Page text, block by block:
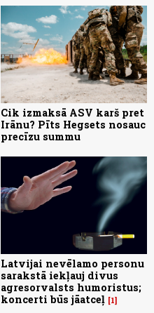
Cik izmaksā ASV karš pret
Irānu? Pīts Hegsets nosauc
precīzu summu
Latvijai nevēlamo personu
sarakstā iekļauj divus
agresorvalsts humoristus;
koncerti būs jāatceļ 1